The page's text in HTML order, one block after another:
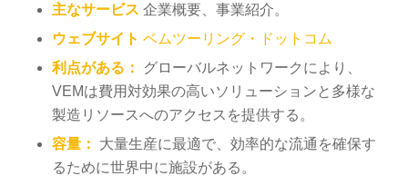
主なサービス 企業概要、事業紹介。
ウェブサイト ベムツーリング・ドットコム
利点がある：
グローバルネットワークにより、
VEMは費用対効果の高いソリューションと多様な
製造リソースへのアクセスを提供する。
容量：
大量生産に最適で、効率的な流通を確保す
るために世界中に施設がある。